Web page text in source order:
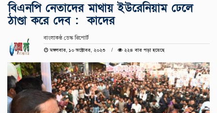
বিএনপি নেতাদের মাথায় ইউরেনিয়াম ঢেলে
ঠাণ্ডা করে দেব : কাদের
বাংলাকণ্ঠ ডেস্ক রিপোর্ট
মঙ্গলবার, ১০ অক্টোবর, ২০২৩
২২৪ বার পড়া হয়েছে